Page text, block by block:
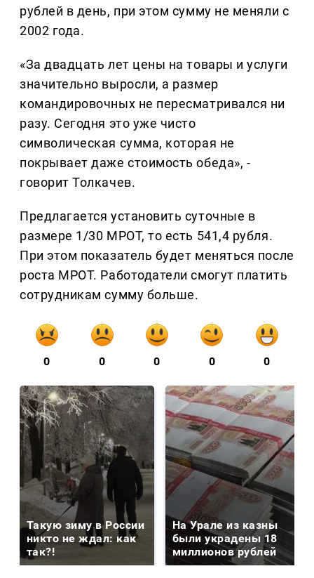
рублей в день, при этом сумму не меняли с
2002 года.
«За двадцать лет цены на товары и услуги
значительно выросли, а размер
командировочных не пересматривался ни
разу. Сегодня это уже чисто
символическая сумма, которая не
покрывает даже стоимость обеда», -
говорит Толкачев.
Предлагается установить суточные в
размере 1/30 МРОТ, то есть 541,4 рубля.
При этом показатель будет меняться после
роста МРОТ. Работодатели смогут платить
сотрудникам сумму больше.
0 0 0 0 0
Такую зиму в России
никто не ждал: как
так?!
На Урале из казны
были украдены 18
миллионов рублей